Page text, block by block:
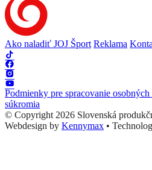
Ako naladiť JOJ Šport Reklama
Podmienky pre spracovanie
súkromia
© Copyright 2026 Slovenská
Webdesign by Kennymax •